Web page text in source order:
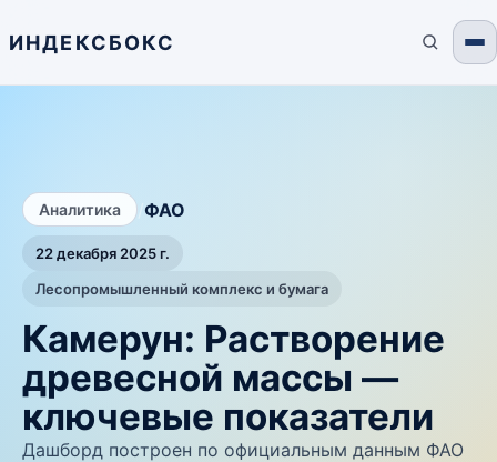
ИНДЕКСБОКС
Аналитика ФАО
22 декабря 2025 г.
Лесопромышленный комплекс и бумага
Камерун: Растворение
древесной массы —
ключевые показатели
Дашборд построен по официальным данным ФАО